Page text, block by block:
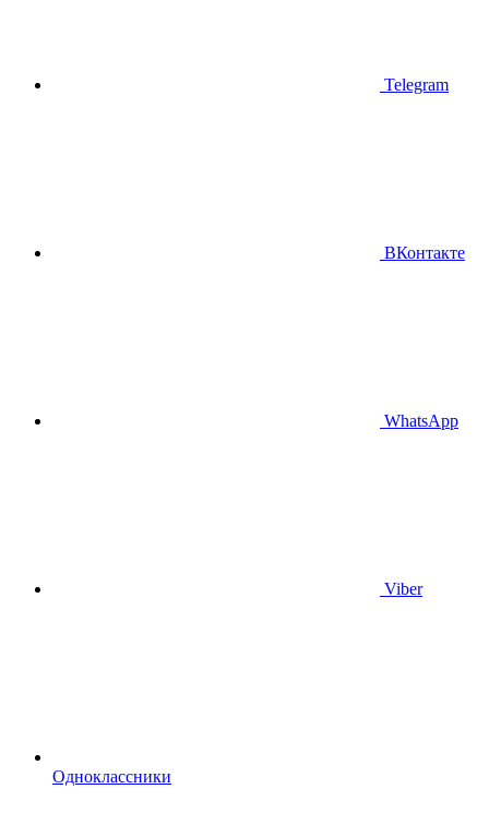
Telegram
ВКонтакте
WhatsApp
Viber
Одноклассники